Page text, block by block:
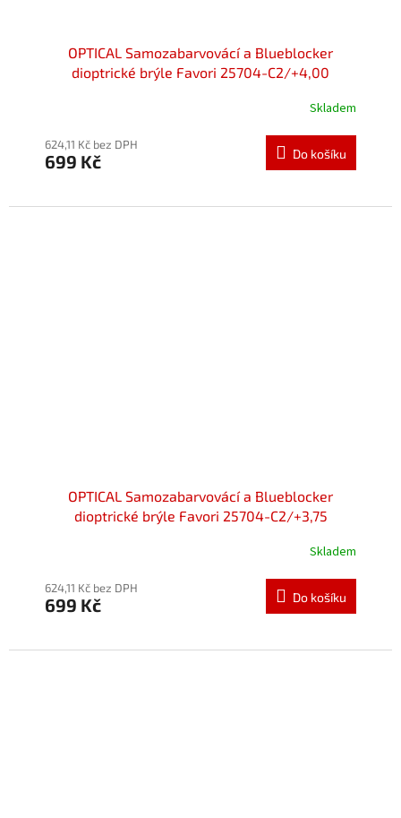
OPTICAL Samozabarvovácí a Blueblocker
dioptrické brýle Favori 25704-C2/+4,00
Skladem
624,11 Kč bez DPH
699 Kč Do košíku
OPTICAL Samozabarvovácí a Blueblocker
dioptrické brýle Favori 25704-C2/+3,75
Skladem
624,11 Kč bez DPH
699 Kč Do košíku